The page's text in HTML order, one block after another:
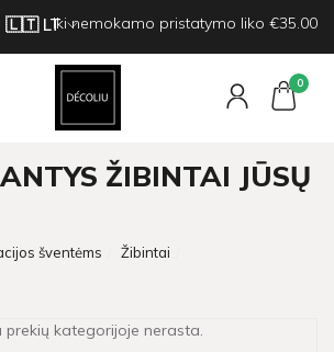
Iki nemokamo pristatymo liko €35.00
0
ŽIBINTAI JŪSŲ
šventėms
Žibintai
prekių kategorijoje nerasta.